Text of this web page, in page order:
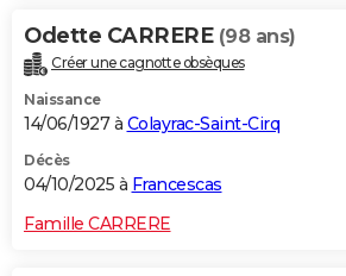
Odette CARRERE (98 ans)
Créer une cagnotte obsèques
Naissance
14/06/1927 à Colayrac-Saint-Cirq
Décès
04/10/2025 à Francescas
Famille CARRERE